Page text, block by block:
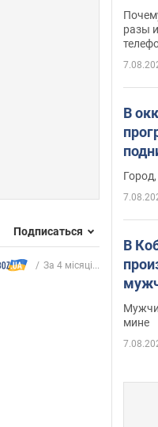
Подписаться
За 4 місяці...
разы
В
В
мине